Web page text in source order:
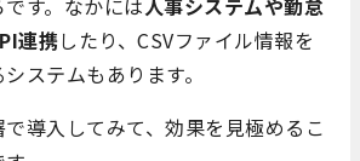
す。なかには人事システムや勤怠
連携したり、CSVファイル情報を
ステムもあります。
導入してみて、効果を見極めるこ